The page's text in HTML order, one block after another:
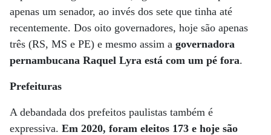
apenas um senador, ao invés dos sete que tinha até
recentemente. Dos oito governadores, hoje são apenas
três (RS, MS e PE) e mesmo assim a governadora
pernambucana Raquel Lyra está com um pé fora.
Prefeituras
A debandada dos prefeitos paulistas também é
expressiva. Em 2020, foram eleitos 173 e hoje são